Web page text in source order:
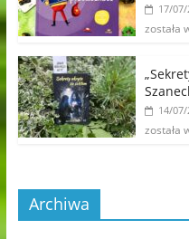
17/
została
14/
została
Archiwa